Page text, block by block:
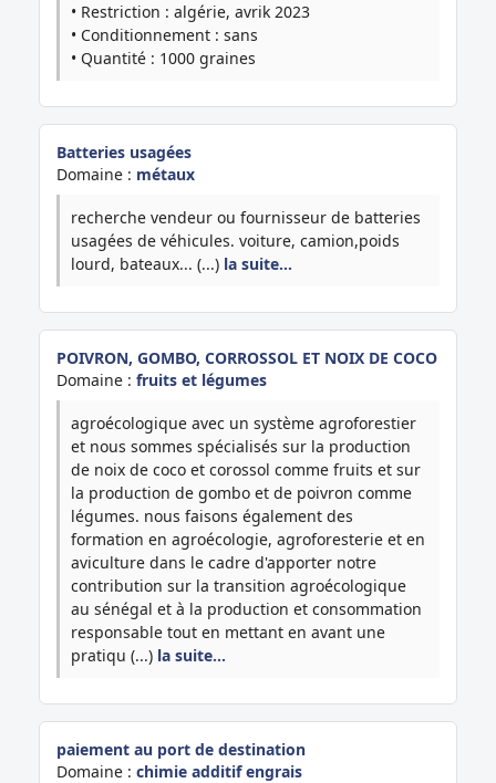
• Restriction : algérie, avrik 2023
• Conditionnement : sans
• Quantité : 1000 graines
Batteries usagées
Domaine : métaux
recherche vendeur ou fournisseur de batteries
usagées de véhicules. voiture, camion,poids
lourd, bateaux... (...) la suite…
POIVRON, GOMBO, CORROSSOL ET NOIX DE COCO
Domaine : fruits et légumes
agroécologique avec un système agroforestier
et nous sommes spécialisés sur la production
de noix de coco et corossol comme fruits et sur
la production de gombo et de poivron comme
légumes. nous faisons également des
formation en agroécologie, agroforesterie et en
aviculture dans le cadre d'apporter notre
contribution sur la transition agroécologique
au sénégal et à la production et consommation
responsable tout en mettant en avant une
pratiqu (...) la suite…
paiement au port de destination
Domaine : chimie additif engrais